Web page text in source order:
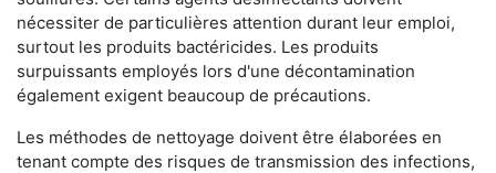
nécessiter de particulières attention durant leur emploi,
surtout les produits bactéricides. Les produits
surpuissants employés lors d'une décontamination
également exigent beaucoup de précautions.
Les méthodes de nettoyage doivent être élaborées en
tenant compte des risques de transmission des infections,